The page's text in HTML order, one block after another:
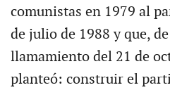
comunistas en 1979 al
de julio de 1988 y que,
llamamiento del 21 de
planteó: construir el